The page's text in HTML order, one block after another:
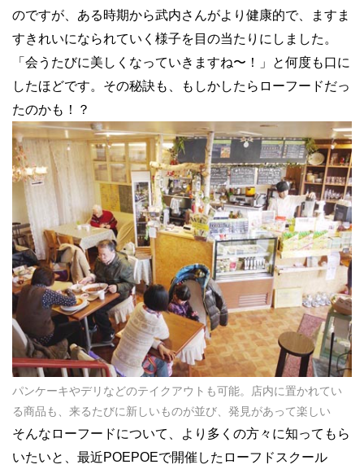
のですが、ある時期から武内さんがより健康的で、ますま
すきれいになられていく様子を目の当たりにしました。
「会うたびに美しくなっていきますね〜！」と何度も口に
したほどです。その秘訣も、もしかしたらローフードだっ
たのかも！？
パンケーキやデリなどのテイクアウトも可能。店内に置かれてい
る商品も、来るたびに新しいものが並び、発見があって楽しい
そんなローフードについて、より多くの方々に知ってもら
いたいと、最近POEPOEで開催したローフドスクール